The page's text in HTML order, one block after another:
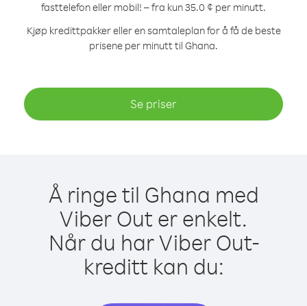
fasttelefon eller mobil! – fra kun 35.0 ¢ per minutt.
Kjøp kredittpakker eller en samtaleplan for å få de beste
prisene per minutt til Ghana.
Se priser
Å ringe til Ghana med
Viber Out er enkelt.
Når du har Viber Out-
kreditt kan du: